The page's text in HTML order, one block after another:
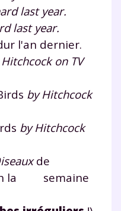
last year.
last year.
l'an dernier.
on TV
by Hitchcock
by Hitchcock
de
la semaine